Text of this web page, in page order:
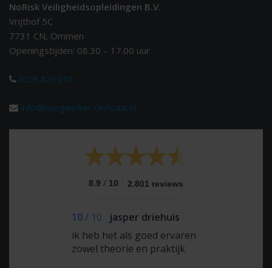
NoRisk Veiligheidsopleidingen B.V.
Vrijthof 5C
7731 CN, Ommen
Openingstijden: 08.30 – 17.00 uur
0529 820 210
info@hoogwerker-cerficaat.nl
8.9 / 10 2.801 reviews
10/ 10
jasper driehuis
ik heb het als goed ervaren
zowel theorie en praktijk